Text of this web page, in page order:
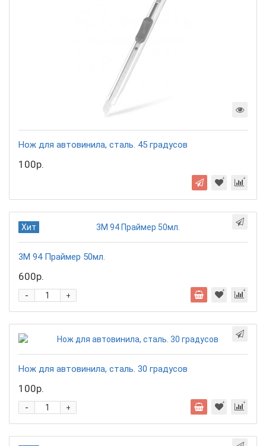
Нож для автовинила, сталь. 45 градусов
100р.
Хит
3М 94 Праймер 50мл.
600р.
+
-
Нож для автовинила, сталь. 30 градусов
100р.
+
-